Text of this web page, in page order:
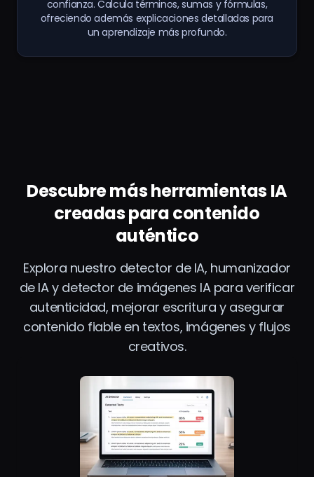
confianza. Calcula términos, sumas y fórmulas,
ofreciendo además explicaciones detalladas para
un aprendizaje más profundo.
Descubre más herramientas IA
creadas para contenido
auténtico
Explora nuestro detector de IA, humanizador
de IA y detector de imágenes IA para verificar
autenticidad, mejorar escritura y asegurar
contenido fiable en textos, imágenes y flujos
creativos.